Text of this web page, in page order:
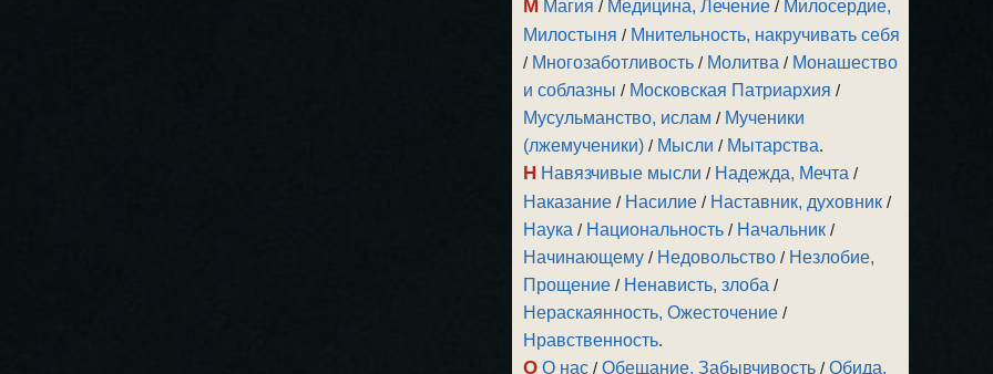
М Магия / Медицина, Лечение / Милосердие,
Милостыня / Мнительность, накручивать себя
/ Многозаботливость / Молитва / Монашество
и соблазны / Московская Патриархия /
Мусульманство, ислам / Мученики
(лжемученики) / Мысли / Мытарства.
Н Навязчивые мысли / Надежда, Мечта /
Наказание / Насилие / Наставник, духовник /
Наука / Национальность / Начальник /
Начинающему / Недовольство / Незлобие,
Прощение / Ненависть, злоба /
Нераскаянность, Ожесточение /
Нравственность.
О О нас /Обещание, Забывчивость /Обида,